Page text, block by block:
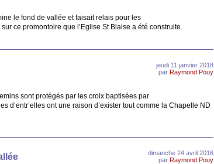
le fond de vallée et faisait relais pour les
ce promontoire que l’Eglise St Blaise a été construite.
jeudi 11 janvier 2018
par Raymond Pouy
sont protégés par les croix baptisées par
d’entr’elles ont une raison d’exister tout comme la Chapelle ND
dimanche 24 avril 2016
par Raymond Pouy